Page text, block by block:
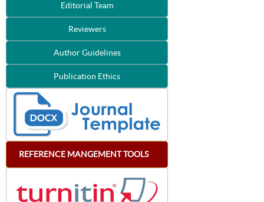
Editorial Team
Reviewers
Author Guidelines
Publication Ethics
REFERENCE MANGEMENT TOOLS